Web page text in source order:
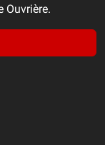
Ouvrière.